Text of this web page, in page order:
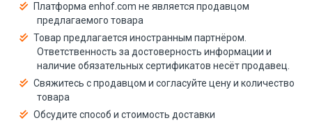
Платформа enhof.com не является продавцом
предлагаемого товара
Товар предлагается иностранным партнёром.
Ответственность за достоверность информации и
наличие обязательных сертификатов несёт продавец.
Свяжитесь с продавцом и согласуйте цену и количество
товара
Обсудите способ и стоимость доставки